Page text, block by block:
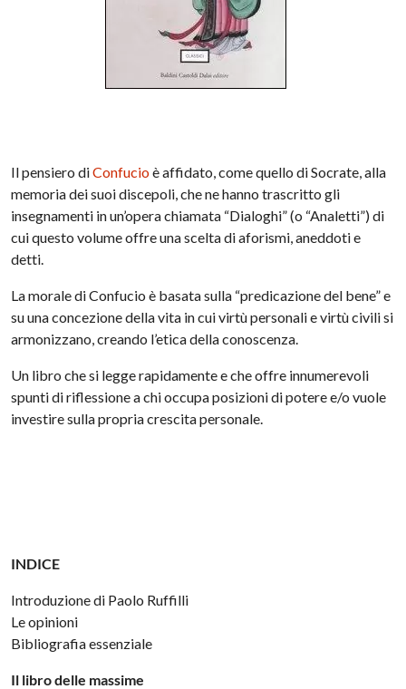
Il pensiero diConfucioè affidato, come quello di Socrate, alla
memoria dei suoi discepoli, che ne hanno trascritto gli
insegnamenti in un’opera chiamata “Dialoghi” (o “Analetti”) di
cui questo volume offre una scelta di aforismi, aneddoti e
detti.
La morale di Confucio è basata sulla “predicazione del bene” e
su una concezione della vita in cui virtù personali e virtù civili si
armonizzano, creando l’etica della conoscenza.
Un libro che si legge rapidamente e che offre innumerevoli
spunti di riflessione a chi occupa posizioni di potere e/o vuole
investire sulla propria crescita personale.
INDICE
Introduzione di Paolo Ruffilli
Le opinioni
Bibliografia essenziale
Il libro delle massime